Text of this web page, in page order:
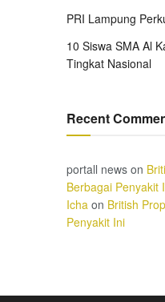
PRI Lampung
10 Siswa SMA Al
Tingkat Nasional
Recent
portall news on
Berbagai Penyakit
Icha on British
Penyakit Ini